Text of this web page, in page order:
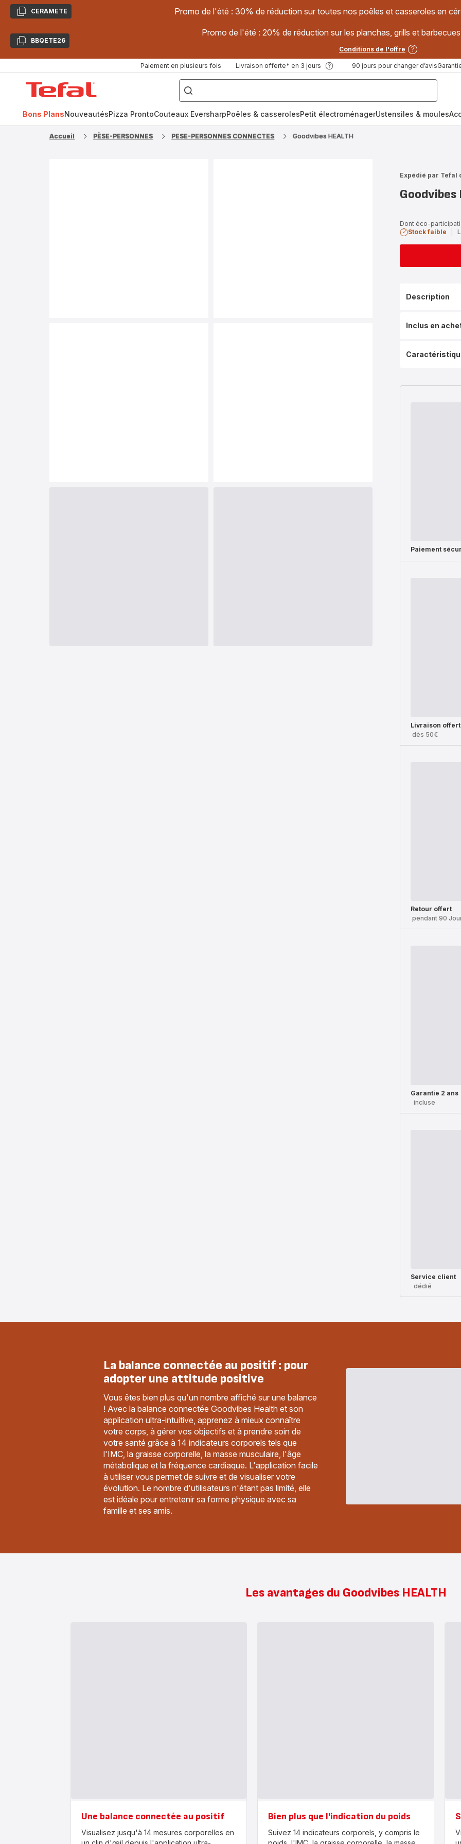
CopierCERAMETE Promo de l'été : 30% de réduction sur toutes nos poêles et casseroles en
CopierBBQETE26
Promo de l'été : 20% de réduction sur les planchas, grills et
Conditions de l'offre
Paiement en plusieurs fois Livraison offerte* en 3 jours 90 jours pour changer d’avis
["Poêles
inox,
Cake
Factory,
Bons PlansNouveautésPizza ProntoCouteaux EversharpPoêles & casserolesPetit électroménagerUstensiles & moules
Accueil PÈSE-PERSONNES PESE-PERSONNES CONNECTES Goodvibes HEALTH
Expédié par Tefal
Goodvibes
Dont éco-
Stock faible
Description
Inclus en
Paiement
Livraison
dès 50€
Retour offert
pendant 90
Garantie 2 ans
incluse
Service client
dédié
La balance connectée au positif : pour
adopter une attitude positive
Vous êtes bien plus qu'un nombre affiché sur une balance
! Avec la balance connectée Goodvibes Health et son
application ultra-intuitive, apprenez à mieux connaître
votre corps, à gérer vos objectifs et à prendre soin de
votre santé grâce à 14 indicateurs corporels tels que
l'IMC, la graisse corporelle, la masse musculaire, l'âge
métabolique et la fréquence cardiaque. L'application facile
à utiliser vous permet de suivre et de visualiser votre
évolution. Le nombre d'utilisateurs n'étant pas limité, elle
est idéale pour entretenir sa forme physique avec sa
famille et ses amis.
Les avantages du Goodvibes HEALTH
Une balance connectée au positif
Visualisez jusqu'à 14 mesures corporelles en
Bien plus que l'indication du poids
Suivez 14 indicateurs corporels, y compris le